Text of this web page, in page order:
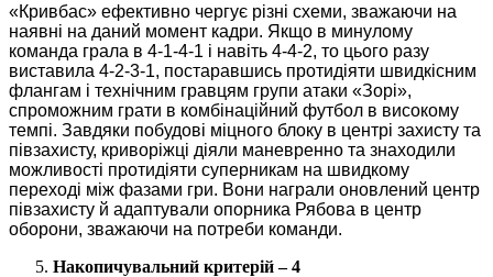
«Кривбас» ефективно чергує різні схеми, зважаючи на
наявні на даний момент кадри. Якщо в минулому
команда грала в 4-1-4-1 і навіть 4-4-2, то цього разу
виставила 4-2-3-1, постаравшись протидіяти швидкісним
флангам і технічним гравцям групи атаки «Зорі»,
спроможним грати в комбінаційний футбол в високому
темпі. Завдяки побудові міцного блоку в центрі захисту та
півзахисту, криворіжці діяли маневренно та знаходили
можливості протидіяти суперникам на швидкому
переході між фазами гри. Вони награли оновлений центр
півзахисту й адаптували опорника Рябова в центр
оборони, зважаючи на потреби команди.
Накопичувальний критерій – 4